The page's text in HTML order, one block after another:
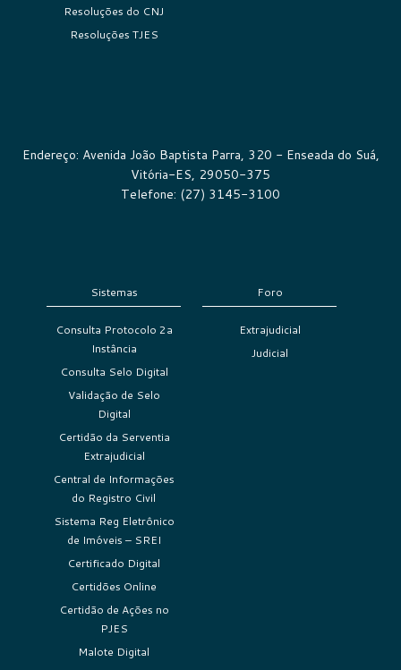
Resoluções do CNJ
Resoluções TJES
Endereço: Avenida João Baptista Parra, 320 - Enseada do Suá,
Vitória-ES, 29050-375
Telefone: (27) 3145-3100
Sistemas
Consulta Protocolo 2a
Instância
Consulta Selo Digital
Validação de Selo
Digital
Certidão da Serventia
Extrajudicial
Central de Informações
do Registro Civil
Sistema Reg Eletrônico
de Imóveis – SREI
Certificado Digital
Certidões Online
Certidão de Ações no
PJES
Malote Digital
Foro
Extrajudicial
Judicial